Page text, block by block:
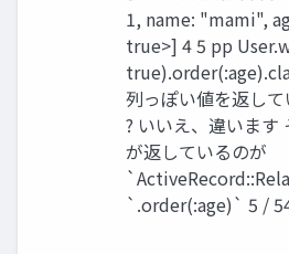
1, name: "mami",
true>] 4 5 pp
列っぽい値を返し
? いいえ、違いま
が返しているのが
`.order(:age)` 5 /